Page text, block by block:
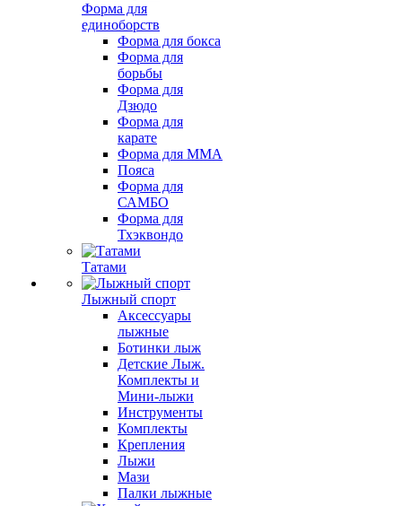
Форма для
единоборств
Форма для бокса
Форма для
борьбы
Форма для
Дзюдо
Форма для
карате
Форма для MMA
Пояса
Форма для
САМБО
Форма для
Тхэквондо
Татами
Лыжный спорт
Аксессуары
лыжные
Ботинки лыж
Детские Лыж.
Комплекты и
Мини-лыжи
Инструменты
Комплекты
Крепления
Лыжи
Мази
Палки лыжные